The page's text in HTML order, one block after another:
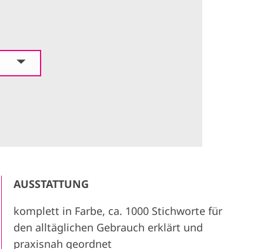
AUSSTATTUNG
komplett in Farbe, ca. 1000 Stichworte für
den alltäglichen Gebrauch erklärt und
praxisnah geordnet